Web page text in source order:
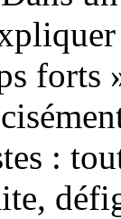
forts
: